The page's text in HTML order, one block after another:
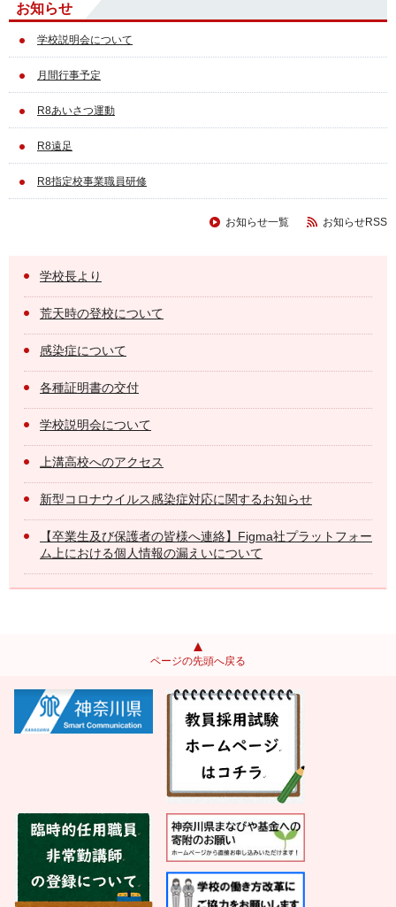
お知らせ
学校説明会について
月間行事予定
R8あいさつ運動
R8遠足
R8指定校事業職員研修
お知らせ一覧 お知らせRSS
学校長より
荒天時の登校について
感染症について
各種証明書の交付
学校説明会について
上溝高校へのアクセス
新型コロナウイルス感染症対応に関するお知らせ
【卒業生及び保護者の皆様へ連絡】Figma社プラットフォー
ム上における個人情報の漏えいについて
ページの先頭へ戻る